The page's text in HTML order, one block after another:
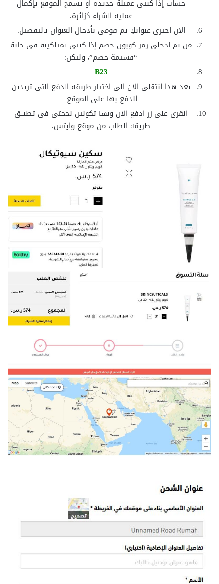
حساب إذا كنتى عميلة جديدة أو يسمح الموقع بإكمال
عملية الشراء كزائرة.
الان اخترى عنوانكِ ثم قومى بأدخال العنوان بالتفصيل.
من ثم ادخلى رمز كوبون خصم إذا كنتى تمتلكينه فى خانة
“قسيمة خصم”، وليكن:
B23
بعد هذا انتقلى الان الى اختيار طريقة الدفع التى تريدين
الدفع بها على الموقع.
انقرى على زر ادفع الان وبها تكونين نجحتى فى تطبيق
طريقة الطلب من موقع وايتس.